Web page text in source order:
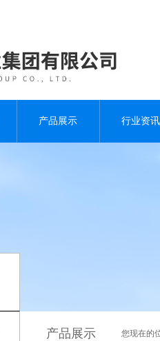
产品展示 行业资讯
产品展示 您现在的